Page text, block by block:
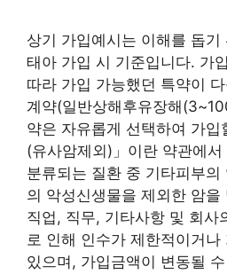
상기 가입예시는 이해를 돕기
태아 가입 시 기준입니다. 가
따라 가입 가능했던 특약이
계약(일반상해후유장해
약은 자유롭게 선택하여 가
(유사암제외)」이란 약관에
분류되는 질환 중 기타피부의
의 악성신생물을 제외한 암을
직업, 직무, 기타사항 및 회사
로 인해 인수가 제한적이거나
있으며, 가입금액이 변동될